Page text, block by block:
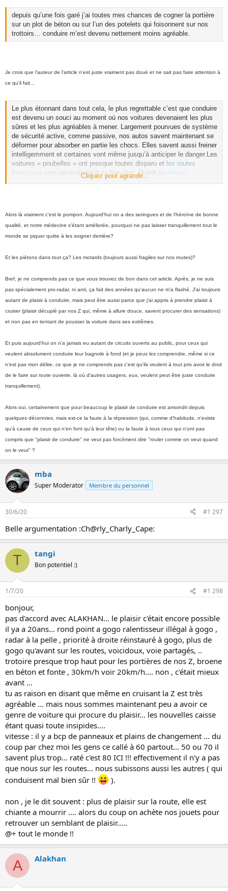
depuis qu’une fois garé j’ai toutes mes chances de cogner la portière
sur un plot de béton ou sur l’un des potelets qui foisonnent sur nos
trottoirs… conduire m’est devenu nettement moins agréable.
Je crois que l'auteur de l'article n'est juste vraiment pas doué et ne sait pas faire attention à
ce qu'il fait...
Le plus étonnant dans tout cela, le plus regrettable c’est que conduire
est devenu un souci au moment où nos voitures devenaient les plus
sûres et les plus agréables à mener. Largement pourvues de système
de sécurité active, comme passive, nos autos savent maintenant se
déformer pour absorber en partie les chocs. Elles savent aussi freiner
intelligemment et certaines vont même jusqu’à anticiper le danger.Les
voitures « poubelles » ont presque toutes disparu et les routes
françaises sont généralement en bon état. Quant au réseau
, s’il est vrai qu’il nous coûte cher et même anormalement
d’immenses progrès.En d’autres termes, les conditions sont
maintenant réunies pour que les choses se passent au mieux.
Cliquez pour agrandir...
Alors là vraiment c'est le pompon. Aujourd'hui on a des seringues et de l'héroïne de bonne
qualité, et notre médecine s'étant améliorée, pourquoi ne pas laisser tranquillement tout le
monde se piquer quitte à les soigner derrière?
Et les piétons dans tout ça? Les motards (toujours aussi fragiles sur nos routes)?
Bref, je ne comprends pas ce que vous trouvez de bon dans cet article. Après, je ne suis
pas spécialement pro-radar, ni anti, ça fait des années qu'aucun ne m'a flashé. J'ai toujours
autant de plaisir à conduire, mais peut être aussi parce que j'ai appris à prendre plaisir à
cruiser (plaisir décuplé par nos Z qui, même à allure douce, savent procurer des sensations)
et non pas en tentant de pousser la voiture dans ses extrêmes.
Et puis aujourd'hui on n'a jamais eu autant de circuits ouverts au public, pour ceux qui
veulent absolument conduire leur bagnole à fond (et je peux les comprendre, même si ce
n'est pas mon délire, ce que je ne comprends pas c'est qu'ils veulent à tout prix avoir le droit
de le faire sur route ouverte, là où d'autres usagers, eux, veulent peut être juste conduire
tranquillement).
Alors oui, certainement que pour beaucoup le plaisir de conduire est amoindri depuis
quelques décennies, mais est-ce la faute à la répression (qui, comme d'habitude, n'existe
qu'à cause de ceux qui n'en font qu'à leur tête) ou la faute à tous ceux qui n'ont pas
compris que "plaisir de conduire" ne veut pas forcément dire "rouler comme on veut quand
on le veut" ?
mba
Super Moderator Membre du personnel
30/6/20 #1 297
Belle argumentation :Ch@rly_Charly_Cape:
T tangi
Bon potentiel :)
1/7/20 #1 298
bonjour,
pas d'accord avec ALAKHAN... le plaisir c'était encore possible
il ya a 20ans... rond point a gogo ralentisseur illégal à gogo ,
radar à la pelle , priorité à droite réinstauré à gogo, plus de
gogo qu'avant sur les routes, voicidoux, voie partagés, ..
trotoire presque trop haut pour les portières de nos Z, broene
en béton et fonte , 30km/h voir 20km/h.... non , c'était mieux
avant ...
tu as raison en disant que même en cruisant la Z est très
agréable ... mais nous sommes maintenant peu a avoir ce
genre de voiture qui procure du plaisir... les nouvelles caisse
étant quasi toute insipides....
vitesse : il y a bcp de panneaux et plains de changement ... du
coup par chez moi les gens ce callé à 60 partout... 50 ou 70 il
savent plus trop... raté c'est 80 ICI !!! effectivement il n'y a pas
que nous sur les routes... nous subissons aussi les autres ( qui
conduisent mal bien sûr !!
).
non , je le dit souvent : plus de plaisir sur la route, elle est
chiante a mourrir .... alors du coup on achète nos jouets pour
retrouver un semblant de plaisir.....
@+ tout le monde !!
A Alakhan